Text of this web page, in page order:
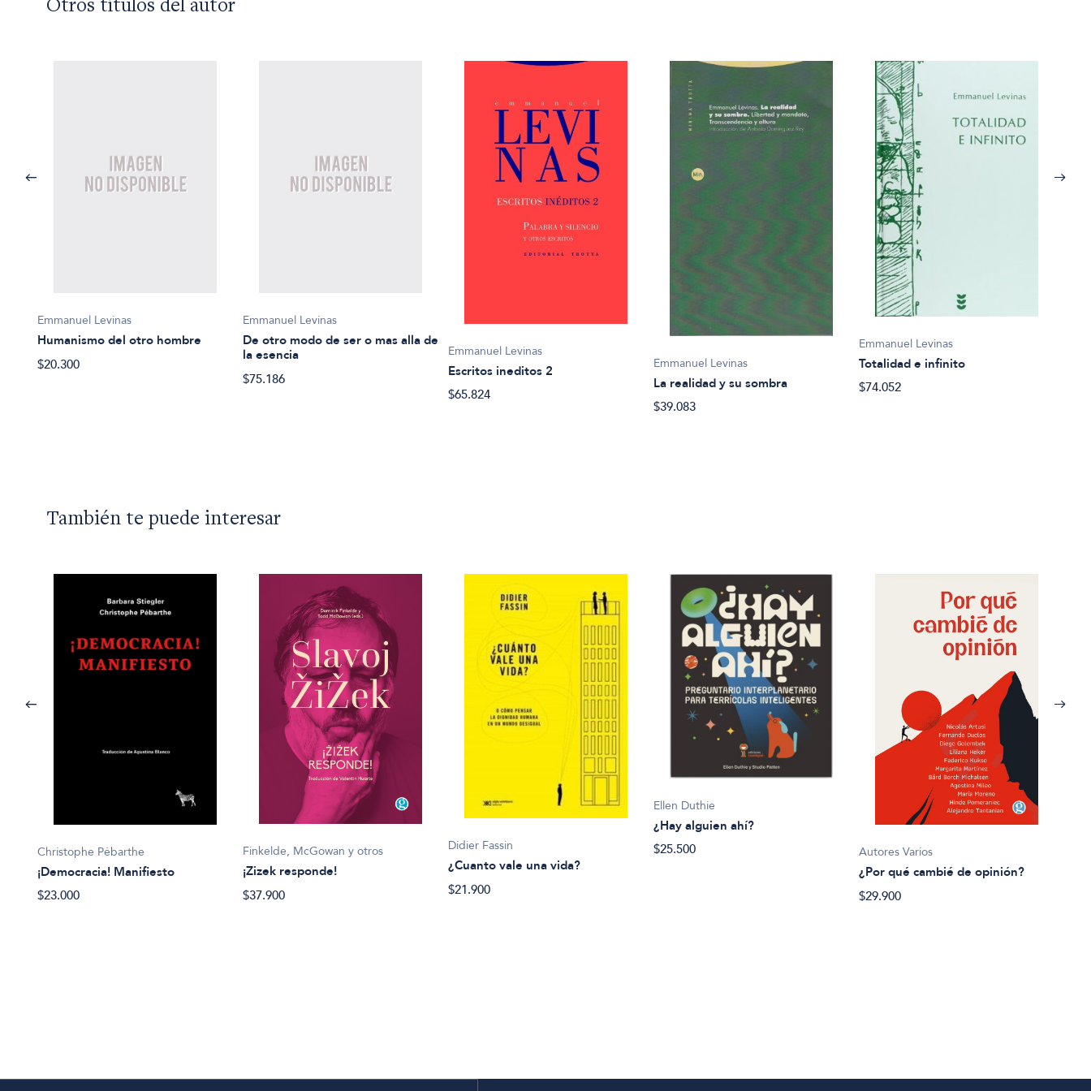
Otros títulos del autor
Emmanuel Levinas
Humanismo del otro hombre
$20.300
Emmanuel Levinas
De otro modo de ser o mas alla de
la esencia
$75.186
Emmanuel Levinas
Escritos ineditos 2
$65.824
Emmanuel Levinas
La realidad y su sombra
$39.083
Emmanuel Levinas
Totalidad e infinito
$74.052
También te puede interesar
Christophe Pébarthe
¡Democracia! Manifiesto
$23.000
Finkelde, McGowan y otros
¡Zizek responde!
$37.900
Didier Fassin
¿Cuanto vale una vida?
$21.900
Ellen Duthie
¿Hay alguien ahí?
$25.500
Autores Varios
¿Por qué cambié de opinión?
$29.900